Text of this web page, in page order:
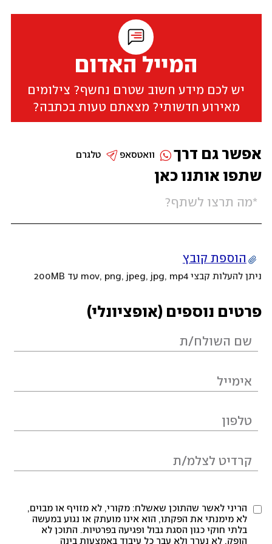
המייל האדום
יש לכם מידע חשוב שטרם נחשף? צילומים
מאירוע חדשותי? מצאתם טעות בכתבה?
שתפו אותנו כאן
הוספת קובץ
ניתן להעלות קבצי mov, png, jpeg, jpg, mp4 עד 200MB
פרטים נוספים (אופציונלי)
הריני לאשר שהתוכן שאשלח: מקורי, לא מזויף או מבוים,
לא מימנתי את הפקתו, הוא אינו מועתק או נגוע במעשה
בלתי חוקי כגון הסגת גבול ופגיעה בפרטיות. התוכן לא
הופק, לא נערך ולא עבר כל עיבוד באמצעות בינה
אפשר גם דרך טלגרם וואטסאפ